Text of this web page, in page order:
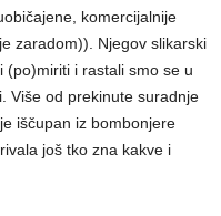
komercijalnije
zaradom)). Njegov slikarski
(po)miriti i rastali smo se u
Više od prekinute suradnje
iščupan iz bombonjere
još tko zna kakve i